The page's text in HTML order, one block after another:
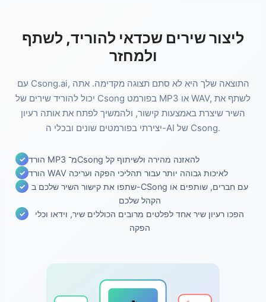
ליצור שירים שכדאי להוריד, לשתף
ולמחזר
עם Csong.ai, התוצאה שלך היא לא סתם תצוגה מקדימה. אתה
יכול להוריד שירים של Csong בפורמט MP3 או WAV, לשתף את
השיר שיצרת באמצעות קישור, ולהמשיך לפתח את אותה רעיון
יצירתי בפורמטים שונים ובכלי ה-AI של Csong.
הורד MP3 מ־Csong להאזנה מהירה ולשיתוף קל
הורד WAV לאיכות גבוהה יותר עבור תהליכי הפקה ועריכה
שתפו את קישור השיר שלכם ב-CSong עם חברים, שותפים או
הקהל שלכם
הפכו רעיון שיר אחד לפלטים מרובים הכוללים שיר, וידאו וכלי
הפקה